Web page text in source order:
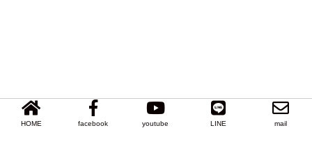
HOME facebook youtube LINE mail